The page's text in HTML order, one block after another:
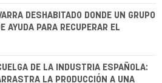
DESHABITADO DONDE UN GRUPO
AYUDA PARA RECUPERAR EL
DE LA INDUSTRIA ESPAÑOLA:
LA PRODUCCIÓN A UNA